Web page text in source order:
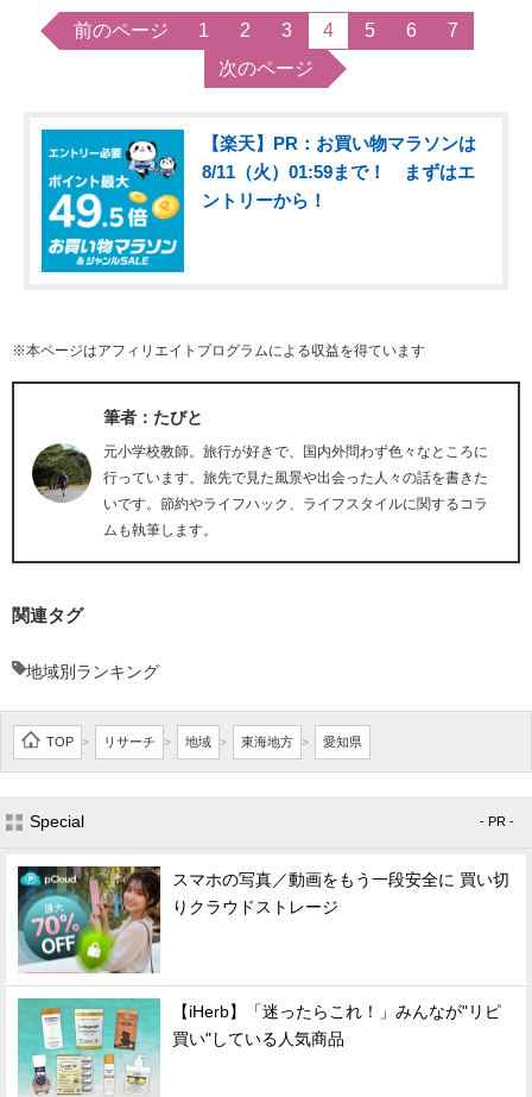
前のページ 1 2 3 4 5 6
7
次のページ
【楽天】PR：お買い物マラソンは
8/11（火）01:59まで！ まずはエ
ントリーから！
※本ページはアフィリエイトプログラムによる収益を得ています
筆者：たびと
元小学校教師。旅行が好きで、国内外問わず色々なところに
行っています。旅先で見た風景や出会った人々の話を書きた
いです。節約やライフハック、ライフスタイルに関するコラ
ムも執筆します。
関連タグ
地域別ランキング
TOP > リサーチ > 地域 > 東海地方 > 愛知県
Special - PR -
スマホの写真／動画をもう一段安全に 買い切
りクラウドストレージ
【iHerb】「迷ったらこれ！」みんなが"リピ
買い"している人気商品